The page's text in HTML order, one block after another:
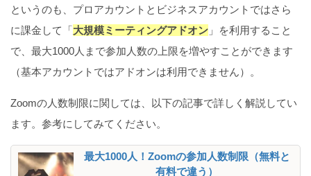
というのも、プロアカウントとビジネスアカウントではさら
に課金して「大規模ミーティングアドオン 」を利用すること
で、最大1000人まで参加人数の上限を増やすことができます
（基本アカウントではアドオンは利用できません）。
Zoomの人数制限に関しては、以下の記事で詳しく解説してい
ます。参考にしてみてください。
最大1000人！Zoomの参加人数制限（無料と
有料で違う）